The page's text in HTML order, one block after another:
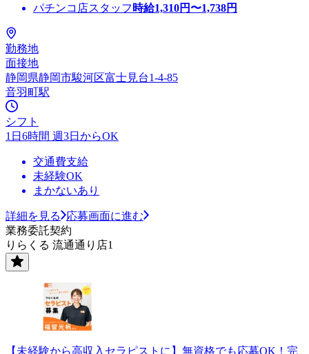
パチンコ店スタッフ 時給1,310円〜1,738円
勤務地
面接地
静岡県静岡市駿河区富士見台1-4-85
音羽町駅
シフト
1日6時間 週3日からOK
交通費支給
未経験OK
まかないあり
詳細を見る
応募画面に進む
業務委託契約
りらくる 流通通り店1
【未経験から高収入セラピストに】無資格でも応募OK！完